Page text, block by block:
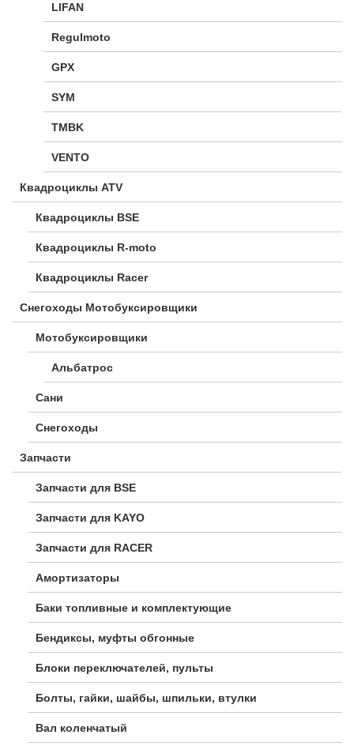
LIFAN
Regulmoto
GPX
SYM
TMBK
VENTO
Квадроциклы ATV
Квадроциклы BSE
Квадроциклы R-moto
Квадроциклы Racer
Снегоходы Мотобуксировщики
Мотобуксировщики
Альбатрос
Сани
Снегоходы
Запчасти
Запчасти для BSE
Запчасти для KAYO
Запчасти для RACER
Амортизаторы
Баки топливные и комплектующие
Бендиксы, муфты обгонные
Блоки переключателей, пульты
Болты, гайки, шайбы, шпильки, втулки
Вал коленчатый